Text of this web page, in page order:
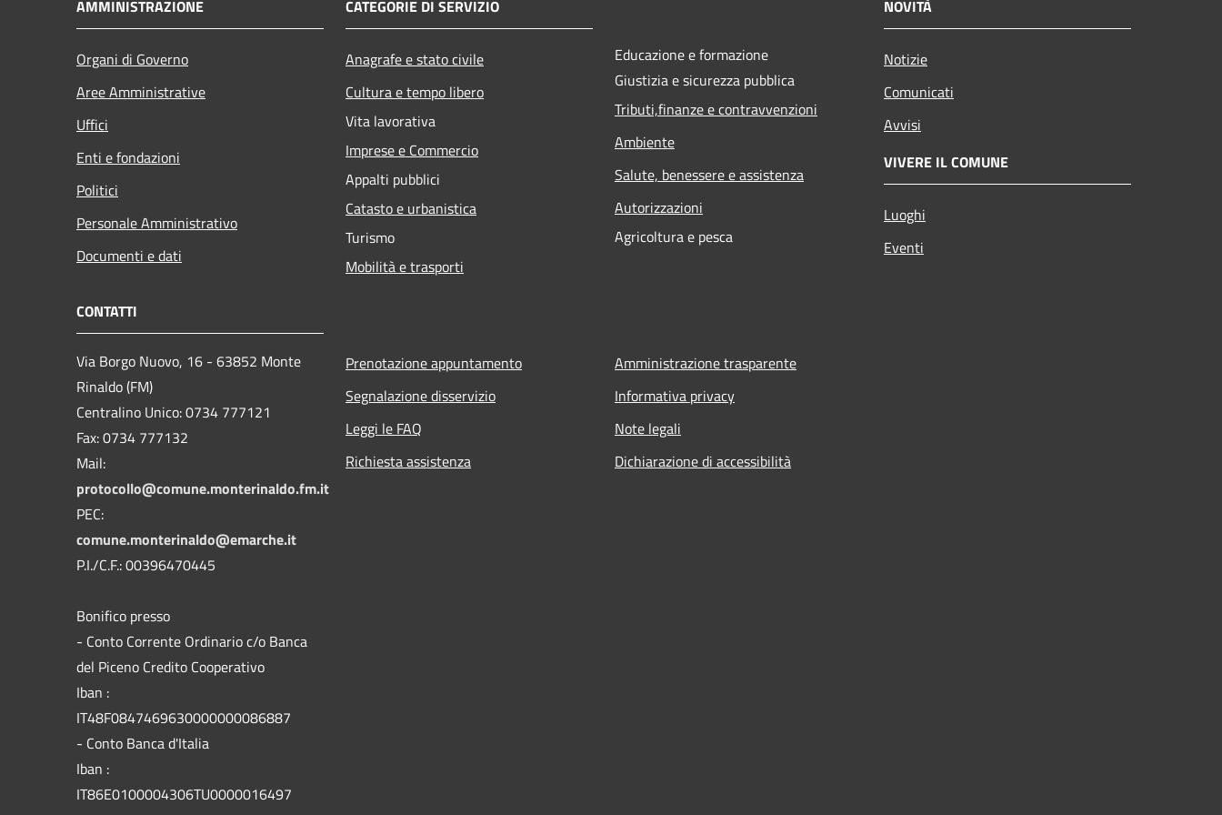
AMMINISTRAZIONE
Organi di Governo
Aree Amministrative
Uffici
Enti e fondazioni
Politici
Personale Amministrativo
Documenti e dati
CATEGORIE DI SERVIZIO
Anagrafe e stato civile
Cultura e tempo libero
Vita lavorativa
Imprese e Commercio
Appalti pubblici
Catasto e urbanistica
Turismo
Mobilità e trasporti
Educazione e formazione
Giustizia e sicurezza pubblica
Tributi,finanze e contravvenzioni
Ambiente
Salute, benessere e assistenza
Autorizzazioni
Agricoltura e pesca
NOVITÀ
Notizie
Comunicati
Avvisi
VIVERE IL COMUNE
Luoghi
Eventi
CONTATTI
Via Borgo Nuovo, 16 - 63852 Monte
Rinaldo (FM)
Centralino Unico: 0734 777121
Fax: 0734 777132
Mail:
protocollo@comune.monterinaldo.fm.it
PEC:
comune.monterinaldo@emarche.it
P.I./C.F.: 00396470445
Bonifico presso
​- Conto Corrente Ordinario c/o Banca
del Piceno Credito Cooperativo
Iban :
IT48F0847469630000000086887
- Conto Banca d'Italia
Iban :
IT86E0100004306TU0000016497
Prenotazione appuntamento
Segnalazione disservizio
Leggi le FAQ
Richiesta assistenza
Amministrazione trasparente
Informativa privacy
Note legali
Dichiarazione di accessibilità